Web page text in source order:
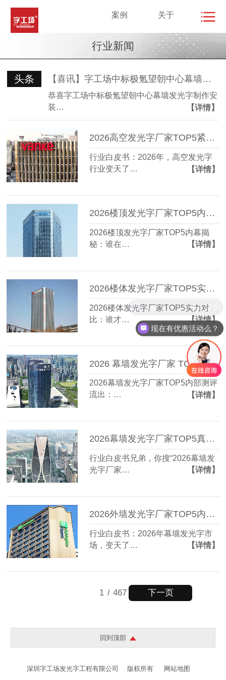
案例 关于
行业新闻
头条 【喜讯】字工场中标极氪望朝中心幕墙发光字制作安装项目
恭喜字工场中标极氪望朝中心幕墙发光字制作安
装…
【详情】
2026高空发光字厂家TOP5紧急盘点：3家已悄悄涨价，谁在裸奔？
行业白皮书：2026年，高空发光字
行业变天了…
【详情】
2026楼顶发光字厂家TOP5内幕揭秘：谁在偷工减料？价格差异竟有3倍！
2026楼顶发光字厂家TOP5内幕揭
秘：谁在…
【详情】
2026楼体发光字厂家TOP5实力对比：谁才是真正的性价比王？
2026楼体发光字厂家TOP5实力对
比：谁才…
【详情】
2026 幕墙发光字厂家 TOP5 内部测评流出：3 个标准让实力一目了然
2026幕墙发光字厂家TOP5内部测评
流出：…
【详情】
2026幕墙发光字厂家TOP5真实力榜单流出？第3位竟藏在这座城！
行业白皮书兄弟，你搜“2026幕墙发
光字厂家…
【详情】
2026外墙发光字厂家TOP5内部资料遭曝光：这家竟藏到94%客户不知道
行业白皮书：2026年幕墙发光字市
场，变天了…
【详情】
1 / 467 下一页
回到顶部
深圳字工场发光字工程有限公司 版权所有 网站地图
你们是怎么收费的呢？
现在有优惠活动么？